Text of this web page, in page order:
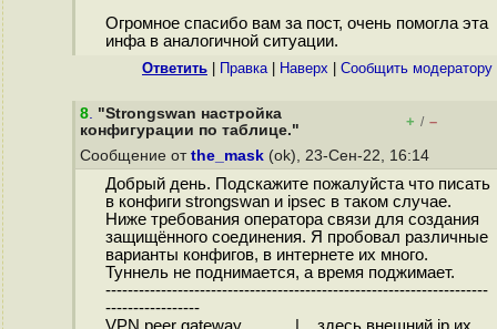
Огромное спасибо вам за пост, очень помогла эта
инфа в аналогичной ситуации.
Ответить Правка| Наверх Cообщить модератору
8. "Strongswan настройка
конфигурации по таблице."
+ / –
Сообщение от the_mask (ok), 23-Сен-22, 16:14
Добрый день. Подскажите пожалуйста что писать
в конфиги strongswan и ipsec в таком случае.
Ниже требования оператора связи для создания
защищённого соединения. Я пробовал различные
варианты конфигов, в интернете их много.
Туннель не поднимается, а время поджимает.
---------------------------------------------------------------------
-----------------